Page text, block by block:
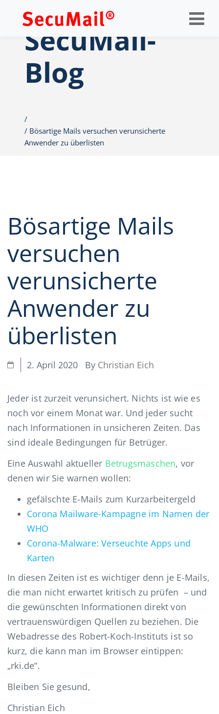
SecuMail-
Blog
Bösartige Mails versuchen verunsicherte
Anwender zu überlisten
Bösartige Mails
versuchen
verunsicherte
Anwender zu
überlisten
2. April 2020 By Christian Eich
Jeder ist zurzeit verunsichert. Nichts ist wie es
noch vor einem Monat war. Und jeder sucht
nach Informationen in unsicheren Zeiten. Das
sind ideale Bedingungen für Betrüger.
Eine Auswahl aktueller Betrugsmaschen, vor
denen wir Sie warnen wollen:
gefälschte E-Mails zum Kurzarbeitergeld
Corona Mailware-Kampagne im Namen der
WHO
Corona-Malware: Verseuchte Apps und
Karten
In diesen Zeiten ist es wichtiger denn je E-Mails,
die man nicht erwartet kritisch zu prüfen – und
die gewünschten Informationen direkt von
vertrauenswürdigen Quellen zu beziehen. Die
Webadresse des Robert-Koch-Instituts ist so
kurz, die kann man im Browser eintippen:
„rki.de“.
Bleiben Sie gesund,
Christian Eich